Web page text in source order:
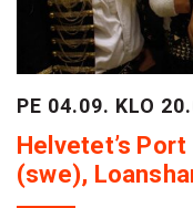
PE 04.09. KLO
Helvetet’s
(swe),